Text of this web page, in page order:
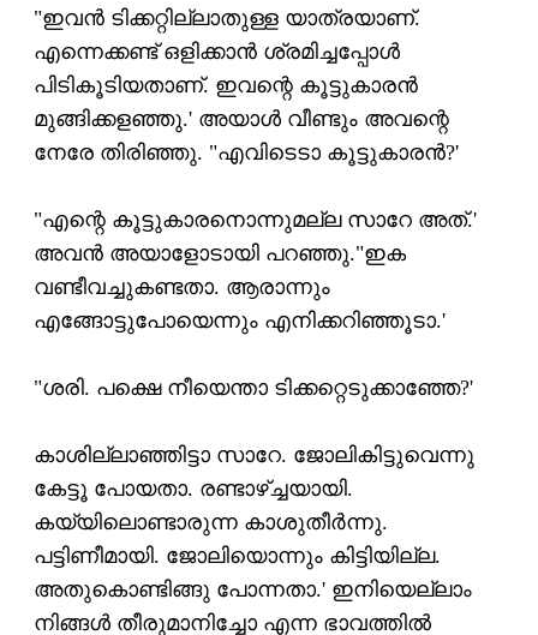
"ഇവന്‍ ടിക്കറ്റില്ലാതുള്ള യാത്രയാണ്.
എന്നെക്കണ്ട് ഒളിക്കാന്‍ ശ്രമിച്ചപ്പോള്‍
പിടികൂടിയതാണ്. ഇവന്റെ കൂട്ടുകാരന്‍
മുങ്ങിക്കളഞ്ഞു.' അയാള്‍ വീണ്ടും അവന്റെ
നേരേ തിരിഞ്ഞു. "എവിടെടാ കൂട്ടുകാരന്‍?'
"എന്റെ കൂട്ടുകാരനൊന്നുമല്ല സാറേ അത്.'
അവന്‍ അയാളോടായി പറഞ്ഞു."ഇക
വണ്ടീവച്ചുകണ്ടതാ. ആരാന്നും
എങ്ങോട്ടുപോയെന്നും എനിക്കറിഞ്ഞൂടാ.'
"ശരി. പക്ഷെ നീയെന്താ ടിക്കറ്റെടുക്കാഞ്ഞേ?'
കാശില്ലാഞ്ഞിട്ടാ സാറേ. ജോലികിട്ടുവെന്നു
കേട്ടൂ പോയതാ. രണ്ടാഴ്ച്ചയായി.
കയ്യിലൊണ്ടാരുന്ന കാശുതീര്‍ന്നു.
പട്ടിണീമായി. ജോലിയൊന്നും കിട്ടിയില്ല.
അതുകൊണ്ടിങ്ങു പോന്നതാ.' ഇനിയെല്ലാം
നിങ്ങള്‍ തീരുമാനിച്ചോ എന്ന ഭാവത്തില്‍